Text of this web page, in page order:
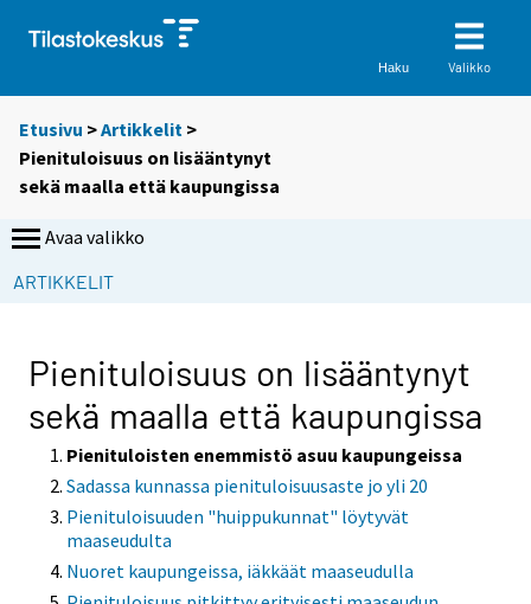
Haku Valikko
Etusivu >Artikkelit >
Pienituloisuus on lisääntynyt
sekä maalla että kaupungissa
Avaa valikko
ARTIKKELIT
Pienituloisuus on lisääntynyt
sekä maalla että kaupungissa
Pienituloisten enemmistö asuu kaupungeissa
Sadassa kunnassa pienituloisuusaste jo yli 20
Pienituloisuuden "huippukunnat" löytyvät
maaseudulta
Nuoret kaupungeissa, iäkkäät maaseudulla